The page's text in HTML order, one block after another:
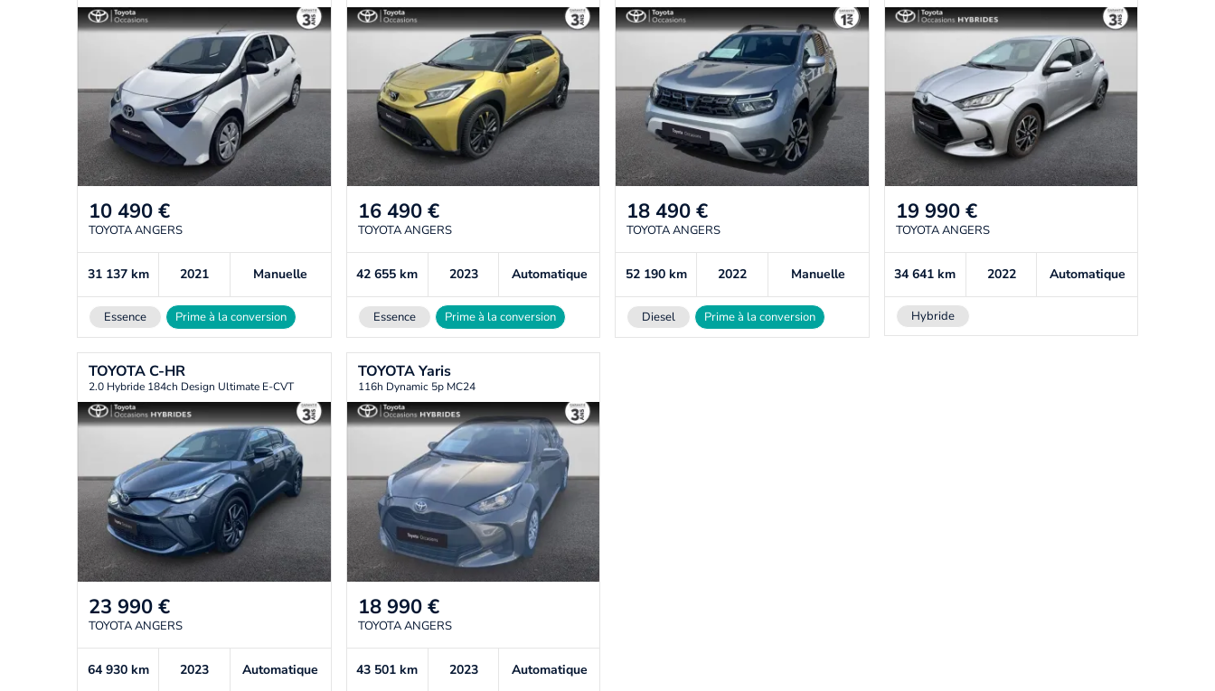
10 490 €
TOYOTA ANGERS
31 137 km 2021 Manuelle
Essence Prime à la conversion
16 490 €
TOYOTA ANGERS
42 655km 2023 Automatique
Essence Prime à la conversion
18 490 €
TOYOTA ANGERS
52 190 km 2022 Manuelle
Diesel Prime à la conversion
19 990 €
TOYOTA ANGERS
34 641km 2022 Automatique
Hybride
TOYOTAC-HR
2.0 Hybride 184ch Design Ultimate E-CVT
23 990 €
TOYOTA ANGERS
64 930 km 2023 Automatique
TOYOTAYaris
116h Dynamic 5p MC24
18 990 €
TOYOTA ANGERS
43 501km 2023 Automatique